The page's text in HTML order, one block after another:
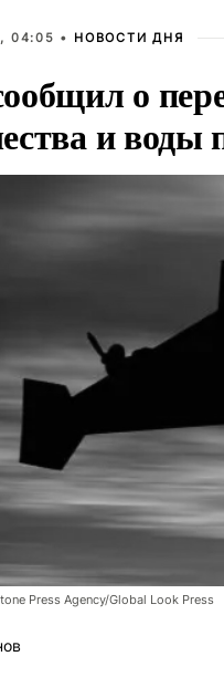
04:05 • НОВОСТИ ДНЯ
о
и воды
Press Agency/Global Look Press